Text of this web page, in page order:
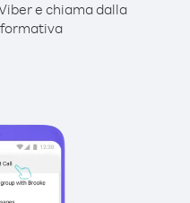
e chiama dalla